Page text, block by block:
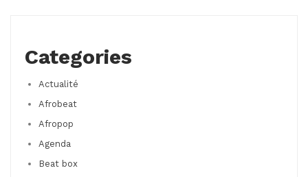
Categories
Actualité
Afrobeat
Afropop
Agenda
Beat box